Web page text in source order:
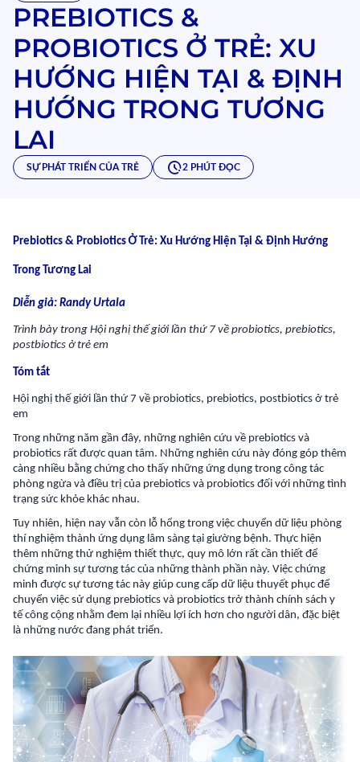
PREBIOTICS &
PROBIOTICS Ở TRẺ: XU
HƯỚNG HIỆN TẠI & ĐỊNH
HƯỚNG TRONG TƯƠNG
LAI
SỰ PHÁT TRIỂN CỦA TRẺ 2 PHÚT ĐỌC
Prebiotics & Probiotics Ở Trẻ: Xu Hướng Hiện Tại & Định Hướng
Trong Tương Lai
Diễn giả: Randy Urtala
Trình bày trong Hội nghị thế giới lần thứ 7 về probiotics, prebiotics,
postbiotics ở trẻ em
Tóm tắt
Hội nghị thế giới lần thứ 7 về probiotics, prebiotics, postbiotics ở trẻ
em
Trong những năm gần đây, những nghiên cứu về prebiotics và
probiotics rất được quan tâm. Những nghiên cứu này đóng góp thêm
càng nhiều bằng chứng cho thấy những ứng dụng trong công tác
phòng ngừa và điều trị của prebiotics và probiotics đối với những tình
trạng sức khỏe khác nhau.
Tuy nhiên, hiện nay vẫn còn lỗ hổng trong việc chuyển dữ liệu phòng
thí nghiệm thành ứng dụng lâm sàng tại giường bệnh. Thực hiện
thêm những thử nghiệm thiết thực, quy mô lớn rất cần thiết để
chứng minh sự tương tác của những thành phần này. Việc chứng
minh được sự tương tác này giúp cung cấp dữ liệu thuyết phục để
chuyển việc sử dụng prebiotics và probiotics trở thành chính sách y
tế công cộng nhằm đem lại nhiều lợi ích hơn cho người dân, đặc biệt
là những nước đang phát triển.